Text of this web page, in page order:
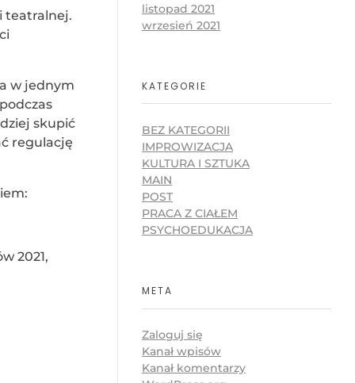
teatralnej.
w jednym
skupić
regulację
2021,
listopad 2021
wrzesień 2021
KATEGORIE
BEZ KATEGORII
IMPROWIZACJA
KULTURA I SZTUKA
MAIN
POST
PRACA Z CIAŁEM
PSYCHOEDUKACJA
META
Zaloguj się
Kanał wpisów
Kanał komentarzy